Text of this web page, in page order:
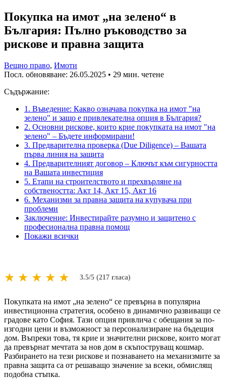
Покупка на имот „на зелено“ в
България: Пълно ръководство за
рискове и правна защита
Вещно право, Имоти
Посл. обновяване: 26.05.2025 • 29 мин. четене
Съдържание:
1. Въведение: Какво означава покупка на имот "на
зелено" и защо е привлекателна опция в България?
2. Основни рискове, които крие покупката на имот "на
зелено" – Бъдете информирани!
3. Предварителна проверка (Due Diligence) – Вашата
първа линия на защита
4. Предварителният договор – Ключът към сигурността
на Вашата инвестиция
5. Етапи на строителството и прехвърляне на
собствеността: Акт 14, Акт 15, Акт 16
6. Механизми за правна защита на купувача при
проблеми
Заключение: Инвестирайте разумно и защитено с
професионална правна помощ
Покажи всички
★
★
★
★
★ 3.5/5 (217 гласа)
Покупката на имот „на зелено“ се превърна в популярна
инвестиционна стратегия, особено в динамично развиващи се
градове като София. Тази опция привлича с обещания за по-
изгодни цени и възможност за персонализиране на бъдещия
дом. Въпреки това, тя крие и значителни рискове, които могат
да превърнат мечтата за нов дом в скъпоструващ кошмар.
Разбирането на тези рискове и познаването на механизмите за
правна защита са от решаващо значение за всеки, обмислящ
подобна стъпка.